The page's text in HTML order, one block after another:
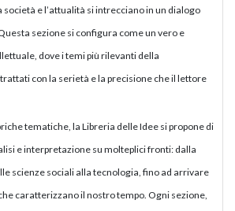
società e l’attualità si intrecciano in un dialogo
sezione si configura come un vero e
dove i temi più rilevanti della
con la serietà e la precisione che il lettore
tematiche, la Libreria delle Idee si propone di
e interpretazione su molteplici fronti: dalla
scienze sociali alla tecnologia, fino ad arrivare
caratterizzano il nostro tempo. Ogni sezione,